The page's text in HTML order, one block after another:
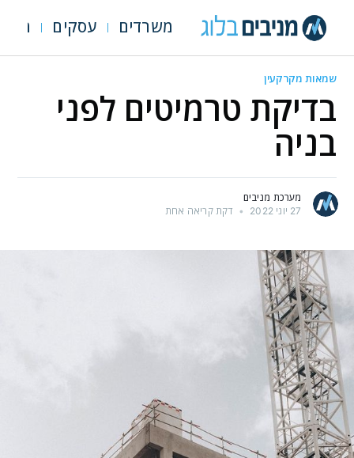
משרדים עסקים
שמאות מקרקעין
בדיקת טרמיטים לפני
בניה
מערכת מניבים
27 יוני 2022
• דקת קריאה אחת